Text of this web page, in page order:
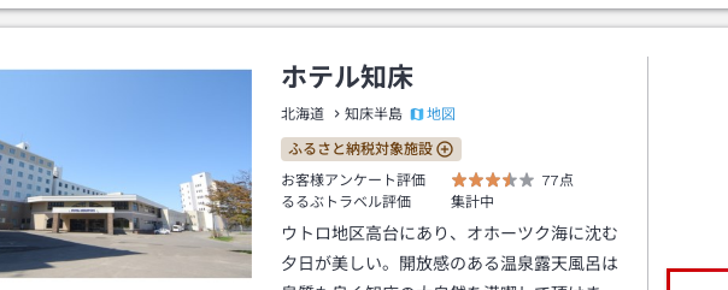
ホテル知床
北海道 知床半島 地図
ふるさと納税対象施設
お客様アンケート評価
77点
るるぶトラベル評価
集計中
ウトロ地区高台にあり、オホーツク海に沈む
夕日が美しい。開放感のある温泉露天風呂は